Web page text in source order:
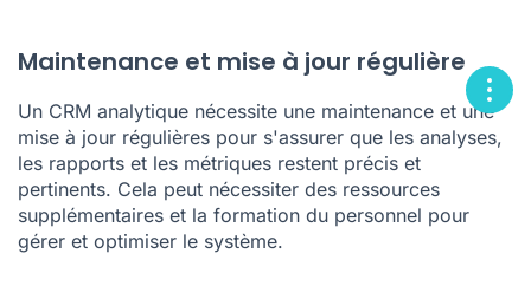
Maintenance et mise à jour régulière
Un CRM analytique nécessite une maintenance et une
mise à jour régulières pour s'assurer que les analyses,
les rapports et les métriques restent précis et
pertinents. Cela peut nécessiter des ressources
supplémentaires et la formation du personnel pour
gérer et optimiser le système.